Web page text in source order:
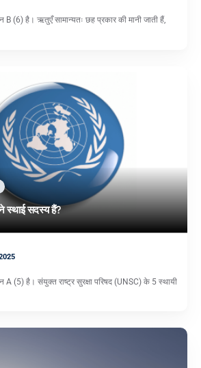
B (6) है। ऋतुएँ सामान्यतः छह प्रकार की मानी जाती हैं,
स्थाई सदस्य हैं?
A (5) है। संयुक्त राष्ट्र सुरक्षा परिषद (UNSC) के 5 स्थायी